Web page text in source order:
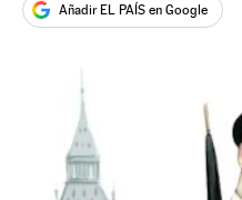
Añadir EL PAÍS en Google